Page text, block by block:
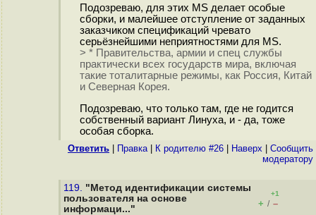
Подозреваю, для этих MS делает особые
сборки, и малейшее отступление от заданных
заказчиком спецификаций чревато
серьёзнейшими неприятностями для MS.
> * Правительства, армии и спец службы
практически всех государств мира, включая
такие тоталитарные режимы, как Россия, Китай
и Северная Корея.
Подозреваю, что только там, где не годится
собственный вариант Линуха, и - да, тоже
особая сборка.
Ответить Правка| К родителю #26 Наверх
Cообщить
модератору
119. "Метод идентификации системы
пользователя на основе
информаци..."
+1
+ / –